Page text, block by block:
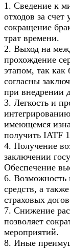
1. Сведение к
отходов за
сокращение
трат времени.
2. Выход на
прохождение
этапом, так как
согласны
при внедрении
3. Легкость и
имеющемся
получить IATF
4. Получение
заключении
Обеспечение
6. Возможность
средств, а
страховых
7. Снижение
позволяет
мероприятий.
8. Иные